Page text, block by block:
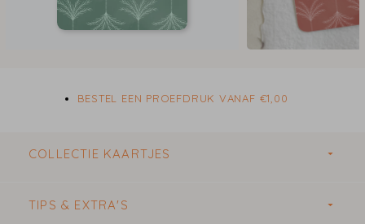
BESTEL EEN PROEFDRUK VANAF €1,00
COLLECTIE KAARTJES
TIPS & EXTRA'S